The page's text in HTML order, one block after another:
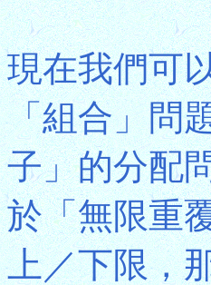
現在我們可
「組合」問
子」的分配
於「無限重
上／下限，